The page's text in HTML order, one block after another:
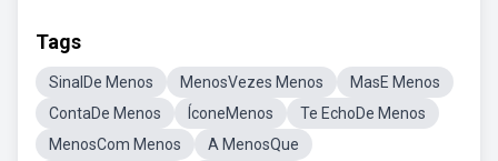
Tags
SinalDe Menos MenosVezes Menos
MasE Menos
ContaDe Menos
ÍconeMenos
Te EchoDe Menos
MenosCom Menos
A MenosQue